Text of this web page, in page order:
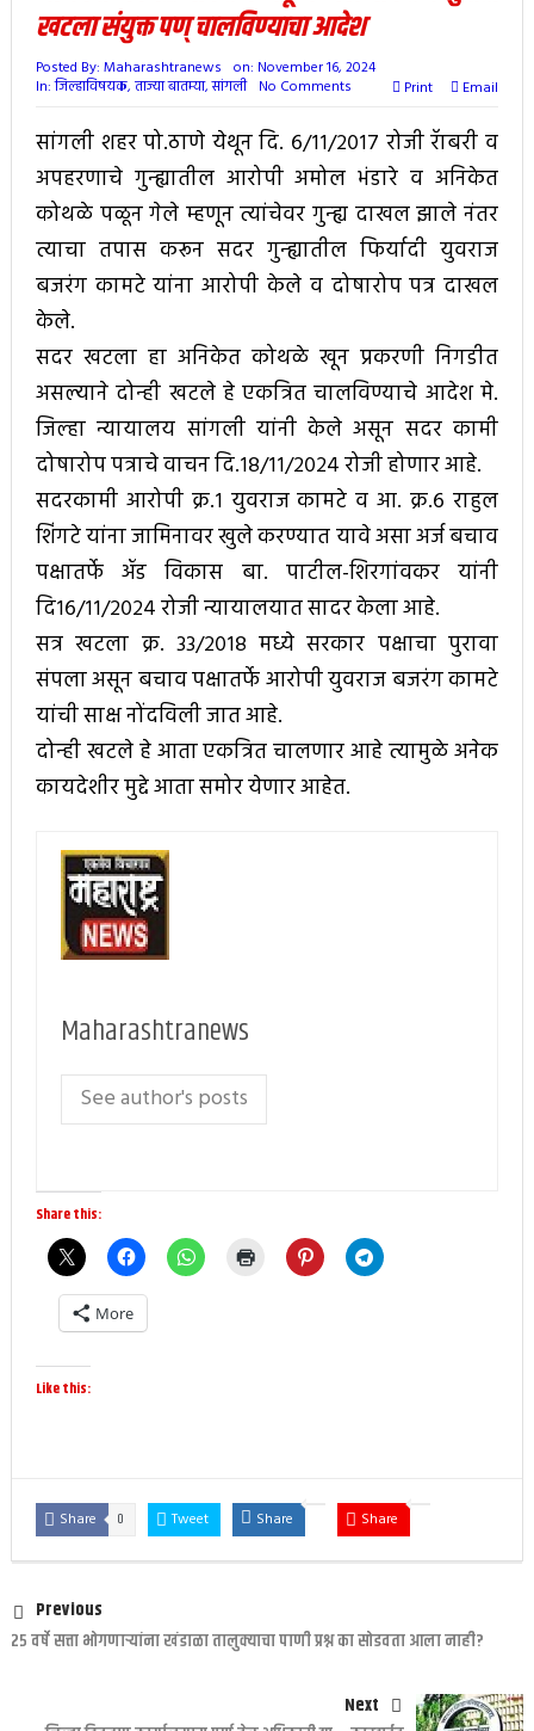
खटला संयुक्त पण् चालविण्याचा आदेश
Posted By: Maharashtranews on: November 16, 2024
In:जिल्हाविषयक, ताज्या बातम्या,सांगली No Comments Print Email
सांगली शहर पो.ठाणे येथून दि. ६/११/२०१७ रोजी रॅाबरी व
अपहरणाचे गुन्ह्यातील आरोपी अमोल भंडारे व अनिकेत
कोथळे पळून गेले म्हणून त्यांचेवर गुन्ह्य दाखल झाले नंतर
त्याचा तपास करून सदर गुन्ह्यातील फिर्यादी युवराज
बजरंग कामटे यांना आरोपी केले व दोषारोप पत्र दाखल
केले.
सदर खटला हा अनिकेत कोथळे खून प्रकरणी निगडीत
असल्याने दोन्ही खटले हे एकत्रित चालविण्याचे आदेश मे.
जिल्हा न्यायालय सांगली यांनी केले असून सदर कामी
दोषारोप पत्राचे वाचन दि.१८/११/२०२४ रोजी होणार आहे.
सदरकामी आरोपी क्र.१ युवराज कामटे व आ. क्र.६ राहुल
शिंगटे यांना जामिनावर खुले करण्यात यावे असा अर्ज बचाव
पक्षातर्फे ॲड विकास बा. पाटील-शिरगांवकर यांनी
दि१६/११/२०२४ रोजी न्यायालयात सादर केला आहे.
सत्र खटला क्र. ३३/२०१८ मध्ये सरकार पक्षाचा पुरावा
संपला असून बचाव पक्षातर्फे आरोपी युवराज बजरंग कामटे
यांची साक्ष नोंदविली जात आहे.
दोन्ही खटले हे आता एकत्रित चालणार आहे त्यामुळे अनेक
कायदेशीर मुद्दे आता समोर येणार आहेत.
Maharashtranews
See author's posts
Share this:
More
Like this:
Share 0 Tweet Share Share
Previous
२५ वर्षे सत्ता भोगणाऱ्यांना खंडाळा तालुक्याचा पाणी प्रश्न का सोडवता आला नाही?
Next